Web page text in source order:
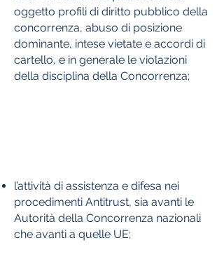
oggetto profili di diritto pubblico della
concorrenza, abuso di posizione
dominante, intese vietate e accordi di
cartello, e in generale le violazioni
della disciplina della Concorrenza;
l’attività di assistenza e difesa nei
procedimenti Antitrust, sia avanti le
Autorità della Concorrenza nazionali
che avanti a quelle UE;